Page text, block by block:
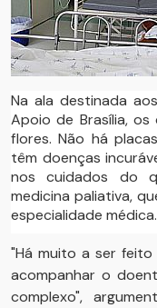
Na ala destinada
Apoio de Brasília,
flores. Não há
têm doenças
nos cuidados do
medicina paliativa,
especialidade médica.
"Há muito a ser
acompanhar o
complexo",